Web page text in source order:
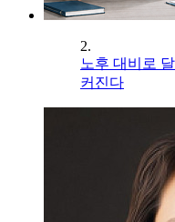
2.
노후 대비로
커진다